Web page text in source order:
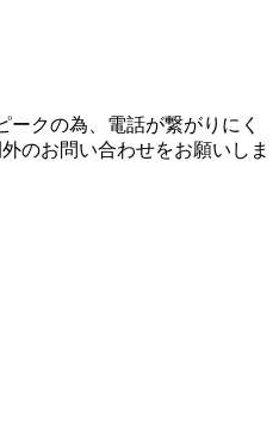
ークの為、電話が繋がりにく
のお問い合わせをお願いしま